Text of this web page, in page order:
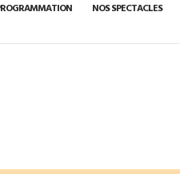
NOS SPECTACLES